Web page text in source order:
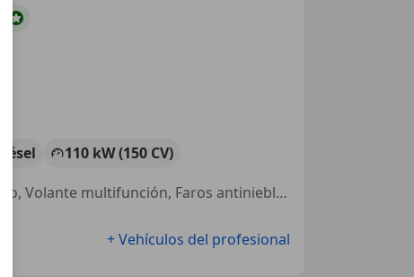
Diésel
110 kW (150 CV)
Airbags laterales, Sensor de lluvia, Airbag trasero, Elevalunas eléctrico, Volante multifunción, Faros antiniebla, Control de tracción, Cierre centralizado
+ Vehículos del profesional